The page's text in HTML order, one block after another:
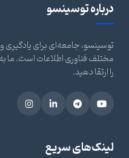
درباره توسینسو
توسینسو، جامعه‌ای برای
مختلف فناوری اطلاعات است. ما
را ارتقا دهید.
لینک‌های سریع